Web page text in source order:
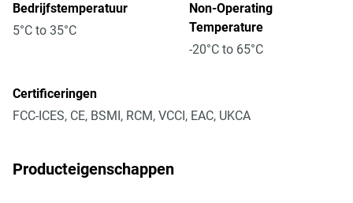
Bedrijfstemperatuur
5°C to 35°C
Non-Operating
Temperature
-20°C to 65°C
Certificeringen
FCC-ICES, CE, BSMI, RCM, VCCI, EAC, UKCA
Producteigenschappen